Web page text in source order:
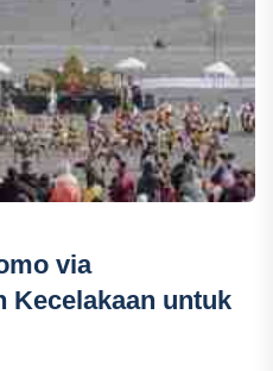
via
Kecelakaan untuk